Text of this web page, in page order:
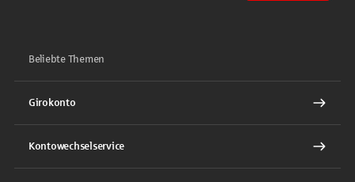
Beliebte Themen
Girokonto
Kontowechselservice